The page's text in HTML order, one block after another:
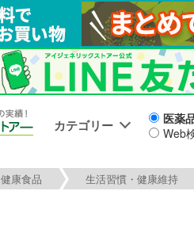
カテゴリー
医薬
Web
健康食品 生活習慣・健康維持